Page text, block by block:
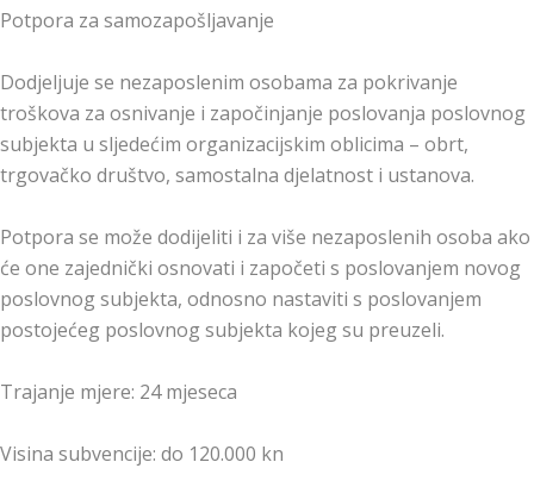
Potpora za samozapošljavanje
Dodjeljuje se nezaposlenim osobama za pokrivanje
troškova za osnivanje i započinjanje poslovanja poslovnog
subjekta u sljedećim organizacijskim oblicima – obrt,
trgovačko društvo, samostalna djelatnost i ustanova.
Potpora se može dodijeliti i za više nezaposlenih osoba ako
će one zajednički osnovati i započeti s poslovanjem novog
poslovnog subjekta, odnosno nastaviti s poslovanjem
postojećeg poslovnog subjekta kojeg su preuzeli.
Trajanje mjere: 24 mjeseca
Visina subvencije: do 120.000 kn